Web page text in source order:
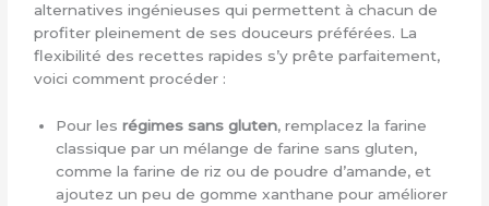
alternatives ingénieuses qui permettent à chacun de
profiter pleinement de ses douceurs préférées. La
flexibilité des recettes rapides s’y prête parfaitement,
voici comment procéder :
Pour lesrégimes sans gluten, remplacez la farine
classique par un mélange de farine sans gluten,
comme la farine de riz ou de poudre d’amande, et
ajoutez un peu de gomme xanthane pour améliorer